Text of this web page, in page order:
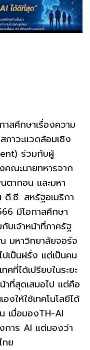
สศึกษาเรื่องความ
ภาวะแวดล้อมเชิง
ร่วมกับผู้
คณะนายทหารจาก
ากอน และมหา
.ซี. สหรัฐอเมริกา
มีโอกาสศึกษา
บเจ้าหน้าที่ภาครัฐ
มหาวิทยาลัยจอร์จ
เป็นฝรั่ง แต่เป็นคน
ศที่ได้เปรียบในระยะ
าที่สุดเสมอไป แต่คือ
งให้ใช้เทคโนโลยีได้
เมื่อมองTH-AI
การ AI แต่มองว่า
ทย